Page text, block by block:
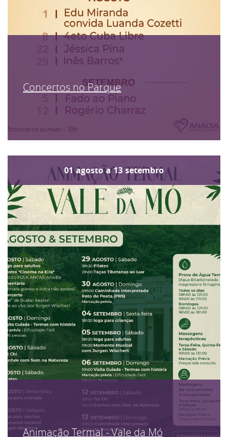
Concertos no Parque
01 agosto a 13 setembro
Animação Termal - Vale da Mó